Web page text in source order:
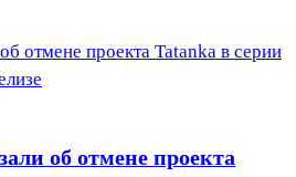
отмене проекта Tatanka в серии
об отмене проекта